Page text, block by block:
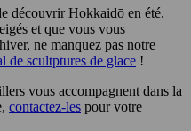
découvrir Hokkaidō en été.
et que vous vous
ne manquez pas notre
de scultptures de glace !
vous accompagnent dans la
contactez-les pour votre